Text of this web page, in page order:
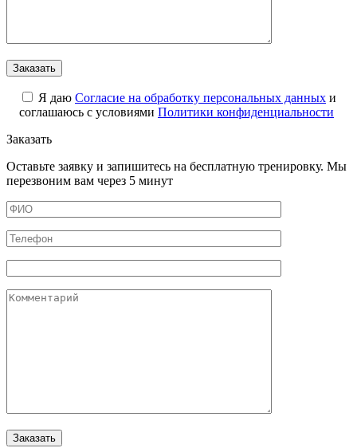
Я даю Cогласие на обработку персональных данных и
соглашаюсь с условиями Политики конфиденциальности
Заказать
Оставьте заявку и запишитесь на бесплатную тренировку. Мы
перезвоним вам через 5 минут